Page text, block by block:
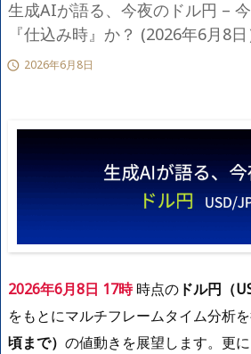
生成AIが語る、今夜のドル円 –
『仕込み時』か？ (2026年6月8日
 2026年6月8日
2026年6月8日 17時時点の ドル円（
をもとにマルチフレームタイム分析を
頃まで） の値動きを展望します。更